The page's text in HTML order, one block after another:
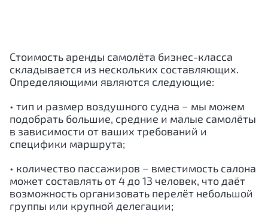
Стоимость аренды самолёта бизнес-класса
складывается из нескольких составляющих.
Определяющими являются следующие:
• тип и размер воздушного судна − мы можем
подобрать большие, средние и малые самолёты
в зависимости от ваших требований и
специфики маршрута;
• количество пассажиров − вместимость салона
может составлять от 4 до 13 человек, что даёт
возможность организовать перелёт небольшой
группы или крупной делегации;